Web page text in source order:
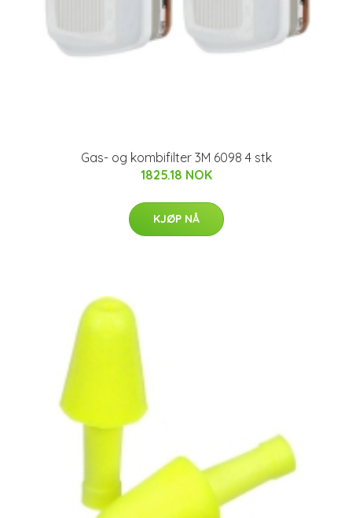
Gas- og kombifilter 3M 6098 4 stk
1825.18 NOK
KJØP NÅ